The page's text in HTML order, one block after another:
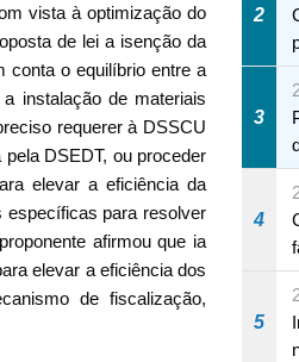
vista à optimização do
de lei a isenção da
conta o equilíbrio entre a
instalação de materiais
requerer à DSSCU
DSEDT, ou proceder
elevar a eficiência da
específicas para resolver
afirmou que ia
elevar a eficiência dos
de fiscalização,
2
3
4
5